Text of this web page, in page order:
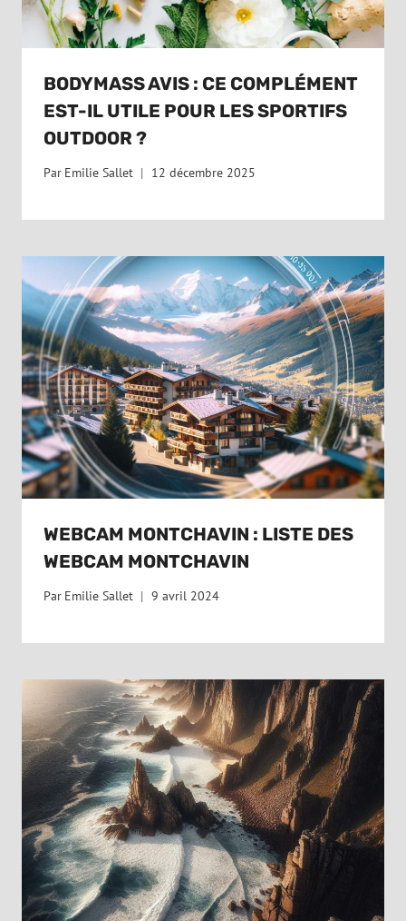
BODYMASS AVIS : CE COMPLÉMENT
EST-IL UTILE POUR LES SPORTIFS
OUTDOOR ?
Par Emilie Sallet 12 décembre 2025
WEBCAM MONTCHAVIN : LISTE DES
WEBCAM MONTCHAVIN
Par Emilie Sallet 9 avril 2024